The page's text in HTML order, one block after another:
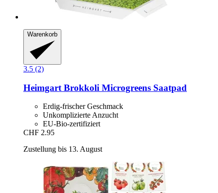
Warenkorb
3.5 (2)
Heimgart Brokkoli Microgreens Saatpad
Erdig-frischer Geschmack
Unkomplizierte Anzucht
EU-Bio-zertifiziert
CHF 2.95
Zustellung bis 13. August